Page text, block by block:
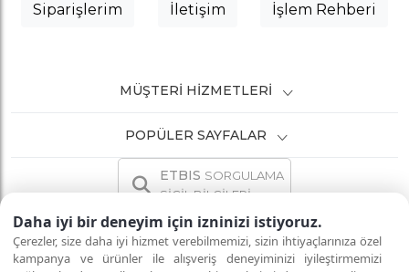
Daha iyi bir deneyim için izninizi istiyoruz.
Çerezler, size daha iyi hizmet verebilmemizi, sizin ihtiyaçlarınıza özel
kampanya ve ürünler ile alışveriş deneyiminizi iyileştirmemizi
Siparişlerim İletişim İşlem Rehberi
MÜŞTERI HIZMETLERI
POPÜLER SAYFALAR
ETBIS SORGULAMA
SİCİL BİLGİLERİ